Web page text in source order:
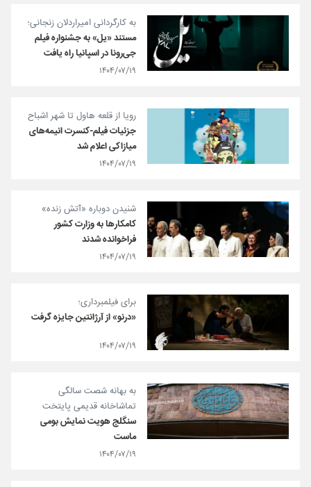
به کارگردانی امیراردلان زنجانی؛
مستند «یل» به جشنواره فیلم
جی‌رونا در اسپانیا راه یافت
۱۴۰۴/۰۷/۱۹
رویا از قلعه هاول تا شهر اشباح
جزئیات فیلم-کنسرت انیمه‌های
میازاکی اعلام شد
۱۴۰۴/۰۷/۱۹
شنیدن دوباره «آتش زنده»
کامکارها به وزارت کشور
فراخوانده شدند
۱۴۰۴/۰۷/۱۹
برای فیلمبرداری؛
«درنو» از آرژانتین جایزه گرفت
۱۴۰۴/۰۷/۱۹
به بهانه شصت ‌سالگی
تماشاخانه قدیمی پایتخت
سنگلج هویت نمایش بومی
ماست
۱۴۰۴/۰۷/۱۹